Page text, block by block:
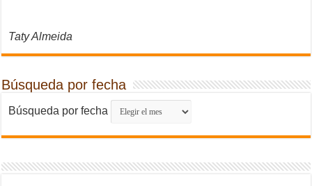
Taty Almeida
Búsqueda por fecha
Búsqueda por fecha